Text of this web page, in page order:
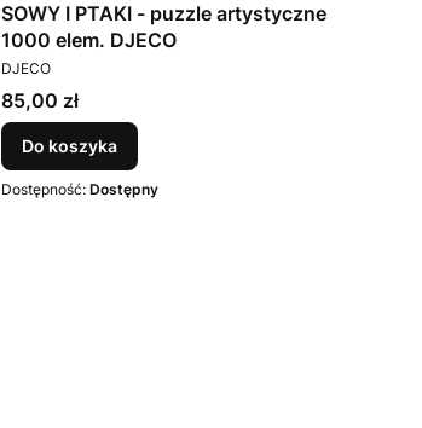
SOWY I PTAKI - puzzle artystyczne
1000 elem. DJECO
PRODUCENT
DJECO
Cena
85,00 zł
Do koszyka
Dostępność: Dostępny